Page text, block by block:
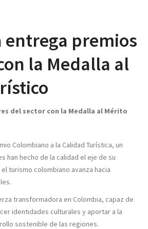
entrega premios
la Medalla al
del sector con la Medalla al Mérito
Colombiano a la Calidad Turística, un
han hecho de la calidad el eje de su
turismo colombiano avanza hacia
transformadora en Colombia, capaz de
identidades culturales y aportar a la
sostenible de las regiones.